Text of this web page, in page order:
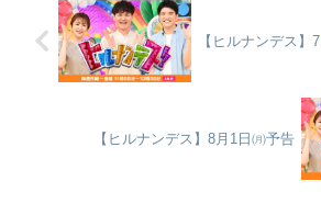
【ヒルナンデス】
【ヒルナンデス】8月1日㈪予告